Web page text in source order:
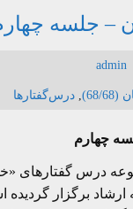
– جلسه
admin
68)
, درس‌گفتارها
چهارم
درس گفتارهای
ارشاد برگزار